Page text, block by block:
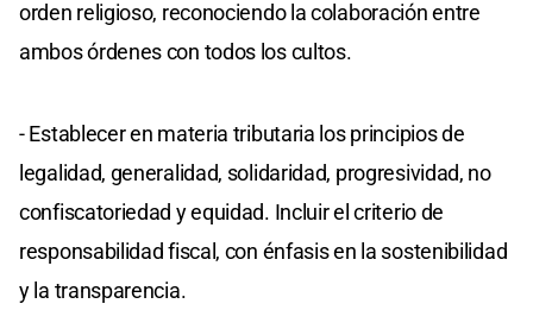
orden religioso, reconociendo la colaboración entre
ambos órdenes con todos los cultos.
- Establecer en materia tributaria los principios de
legalidad, generalidad, solidaridad, progresividad, no
confiscatoriedad y equidad. Incluir el criterio de
responsabilidad fiscal, con énfasis en la sostenibilidad
y la transparencia.